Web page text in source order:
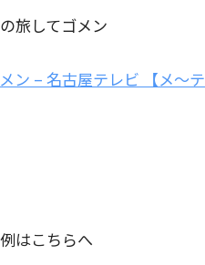
旅してゴメン
ン – 名古屋テレビ 【メ～
はこちらへ